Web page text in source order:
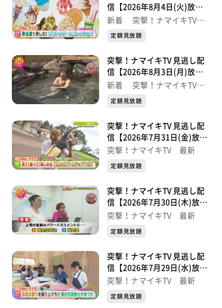
信【2026年8月4日(火)放送
分】
新着 突撃！ナマイキTV
最新
定額見放題
突撃！ナマイキTV 見逃し配
信【2026年8月3日(月)放送
分】
新着 突撃！ナマイキTV
最新
定額見放題
突撃！ナマイキTV 見逃し配
信【2026年7月31日(金)放送
分】
突撃！ナマイキTV 最新
定額見放題
突撃！ナマイキTV 見逃し配
信【2026年7月30日(木)放送
分】
突撃！ナマイキTV 最新
定額見放題
突撃！ナマイキTV 見逃し配
信【2026年7月29日(水)放送
分】
突撃！ナマイキTV 最新
定額見放題